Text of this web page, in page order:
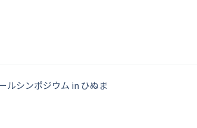
ルシンポジウム in ひぬま